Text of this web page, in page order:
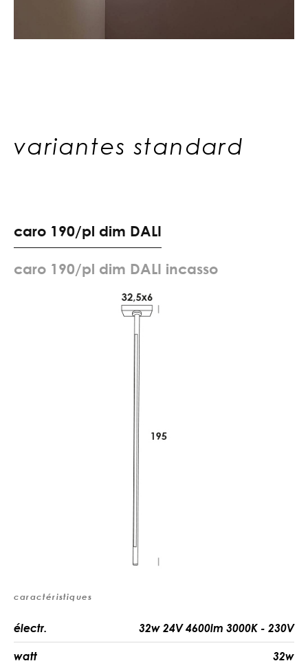
variantes standard
caro 190/pl dim DALI
caro 190/pl dim DALI incasso
caractéristiques
électr. 32w 24V 4600lm 3000K - 230V
watt 32w